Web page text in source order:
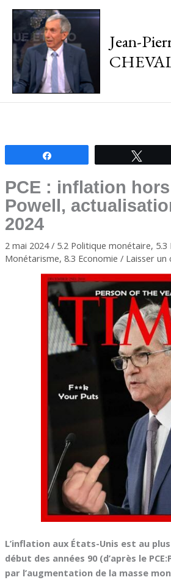
Jean-
PCE : inflation
Powell,
2024
2 mai 2024/ 5.2 Politique monétaire,
Monétarisme, 8.3 Economie / Laisser
L’inflation aux États-Unis est au
début des années 90 (d’après le
par l’augmentation de la masse